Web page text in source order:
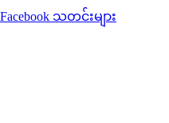
သတင်းများ